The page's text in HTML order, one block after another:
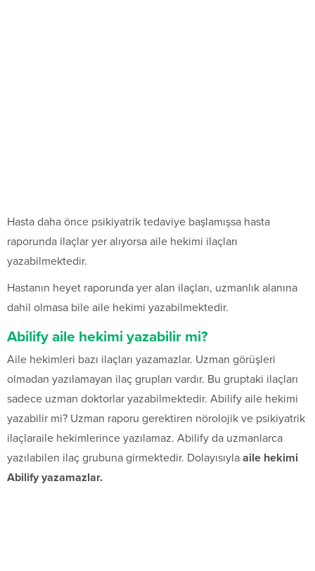
Hasta daha önce psikiyatrik tedaviye başlamışsa hasta
raporunda ilaçlar yer alıyorsa aile hekimi ilaçları
yazabilmektedir.
Hastanın heyet raporunda yer alan ilaçları, uzmanlık alanına
dahil olmasa bile aile hekimi yazabilmektedir.
Abilify aile hekimi yazabilir mi?
Aile hekimleri bazı ilaçları yazamazlar. Uzman görüşleri
olmadan yazılamayan ilaç grupları vardır. Bu gruptaki ilaçları
sadece uzman doktorlar yazabilmektedir. Abilify aile hekimi
yazabilir mi? Uzman raporu gerektiren nörolojik ve psikiyatrik
ilaçlaraile hekimlerince yazılamaz. Abilify da uzmanlarca
yazılabilen ilaç grubuna girmektedir. Dolayısıyla aile hekimi
Abilify yazamazlar.